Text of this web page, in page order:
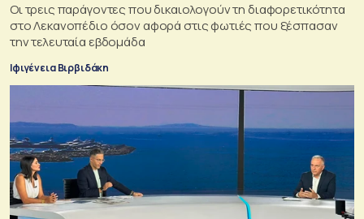
Oι τρεις παράγοντες που δικαιολογούν τη διαφορετικότητα
στο Λεκανοπέδιο όσον αφορά στις φωτιές που ξέσπασαν
την τελευταία εβδομάδα
Ιφιγένεια Βιρβιδάκη